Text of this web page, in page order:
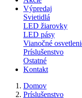
Výpredaj
Svietidlá
LED žiarovky
LED pásy
Vianočné
Príslušenstvo
Ostatné
Kontakt
Domov
Príslušenstvo